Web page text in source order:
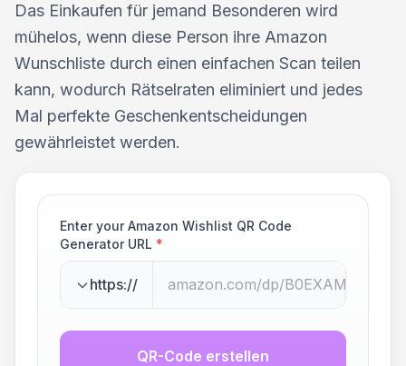
Das Einkaufen für jemand Besonderen wird
mühelos, wenn diese Person ihre Amazon
Wunschliste durch einen einfachen Scan teilen
kann, wodurch Rätselraten eliminiert und jedes
Mal perfekte Geschenkentscheidungen
gewährleistet werden.
Enter your Amazon Wishlist QR Code
Generator URL *
https://
QR-Code erstellen